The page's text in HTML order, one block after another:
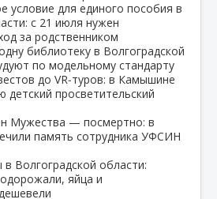
условие для единого пособия в
с 21 июля нужен
за родственником
библиотеку в Волгоградской
по модельному стандарту
до VR‑туров: в Камышине
детский просветительский
Мужества — посмертно: в
память сотрудника УФСИН
Волгоградской области:
яйца и